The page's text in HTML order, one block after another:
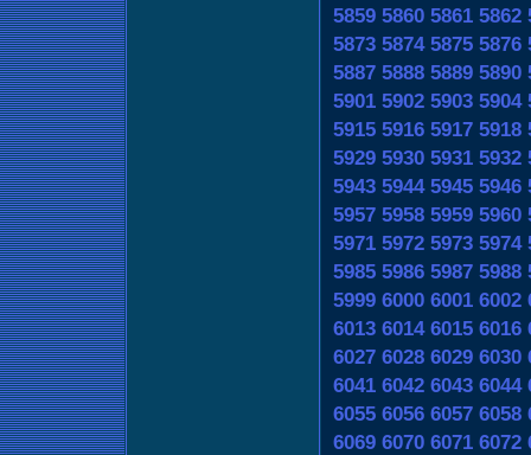
5859 5860 5861 5862
5873 5874 5875 5876
5887 5888 5889 5890
5901 5902 5903 5904
5915 5916 5917 5918
5929 5930 5931 5932
5943 5944 5945 5946
5957 5958 5959 5960
5971 5972 5973 5974
5985 5986 5987 5988
5999 6000 6001 6002
6013 6014 6015 6016
6027 6028 6029 6030
6041 6042 6043 6044
6055 6056 6057 6058
6069 6070 6071 6072